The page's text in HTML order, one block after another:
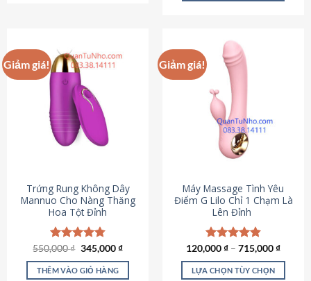
Giảm giá!
Trứng Rung Không Dây
Mannuo Cho Nàng Thăng
Hoa Tột Đỉnh
Được xếp
hạng4.81
5 sao
550,000₫ Giá
là:
550,000 ₫.
345,000₫Giá
tại
THÊM VÀO GIỎ HÀNG
Giảm giá!
Máy Massage Tình Yêu
Điểm G Lilo Chỉ 1 Chạm Là
Lên Đỉnh
Được xếp
hạng4.85
5 sao
120,000₫ – 715,000₫
LỰA CHỌN TÙY CHỌN